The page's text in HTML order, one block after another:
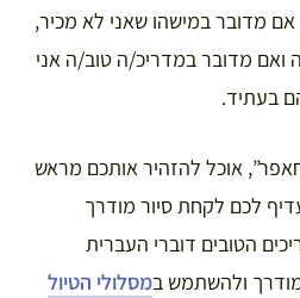
אם מדובר במישהו שאני לא מכיר,
ואם מדובר במדריכ/ה טוב/ה אני
בעתיד.
אוכל להזהיר אותכם מראש
לכם לקחת סיור מודרך
הטובים דוברי העברית
מודרך ולהשתמש במסלולי הטיול